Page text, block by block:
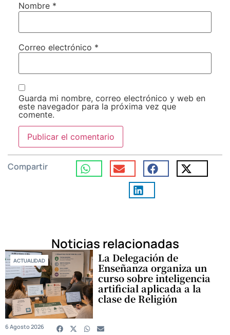
Nombre *
Correo electrónico *
Guarda mi nombre, correo electrónico y web en
este navegador para la próxima vez que
comente.
Compartir
Noticias relacionadas
ACTUALIDAD La Delegación de
Enseñanza organiza un
curso sobre inteligencia
artificial aplicada a la
clase de Religión
6 Agosto 2026